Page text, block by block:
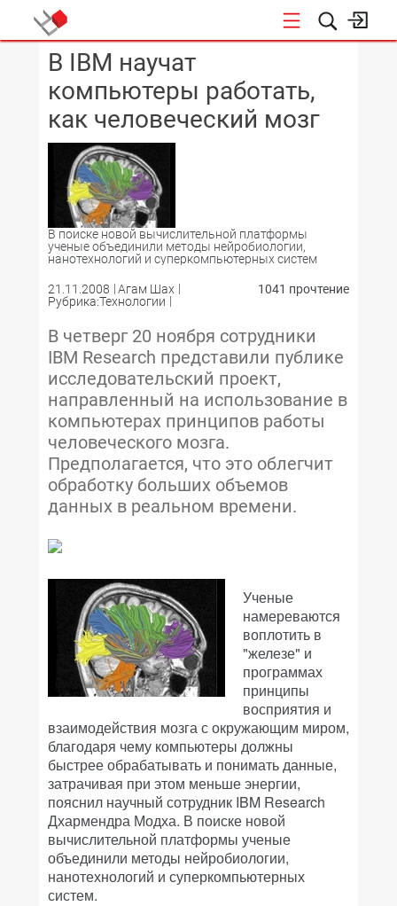
В IBM научат
компьютеры работать,
как человеческий мозг
В поиске новой вычислительной платформы
ученые объединили методы нейробиологии,
нанотехнологий и суперкомпьютерных систем
21.11.2008
Агам Шах
Рубрика:Технологии
1041 прочтение
В четверг 20 ноября сотрудники
IBM Research представили публике
исследовательский проект,
направленный на использование в
компьютерах принципов работы
человеческого мозга.
Предполагается, что это облегчит
обработку больших объемов
данных в реальном времени.
Ученые
намереваются
воплотить в
"железе" и
программах
принципы
восприятия и
взаимодействия мозга с окружающим миром,
благодаря чему компьютеры должны
быстрее обрабатывать и понимать данные,
затрачивая при этом меньше энергии,
пояснил научный сотрудник IBM Research
Дхармендра Модха. В поиске новой
вычислительной платформы ученые
объединили методы нейробиологии,
нанотехнологий и суперкомпьютерных
систем.